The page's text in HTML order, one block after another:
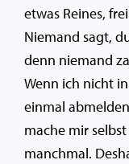
etwas Reines,
Niemand sagt,
denn niemand
Wenn ich nicht
einmal
mache mir
manchmal.